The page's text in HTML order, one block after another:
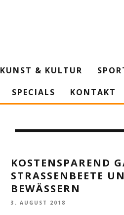
KUNST & KULTUR
SPECIALS KONTAKT
KOSTENSPAREND
STRASSENBEETE
EWÄSSERN
3. AUGUST 2018